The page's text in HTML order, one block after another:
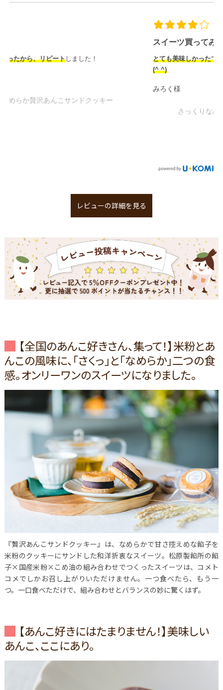
とても美味しかったです。米粉なので安心していただけました
さっくりなめらか贅沢あんこサンドクッキー
レビューの詳細を見る
【全国のあんこ好きさん、集って！】米粉とあ
んこの風味に、「さくっ」と「なめらか」二つの食
感。オンリーワンのスイーツになりました。
『贅沢あんこサンドクッキー』は、なめらかで甘さ控えめな餡子を
米粉のクッキーにサンドした和洋折衷なスイーツ。松原製餡所の餡
子×国産米粉×こめ油の組み合わせでつくったスイーツは、コメト
コメでしかお召し上がりいただけません。一つ食べたら、もう一
つ。一口食べただけで、組み合わせとバランスの妙に驚くはず。
【あんこ好きにはたまりません！】美味しい
あんこ、ここにあり。